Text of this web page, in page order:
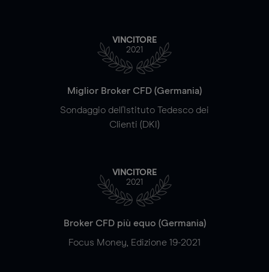
VINCITORE
2021
Miglior Broker CFD (Germania)
Sondaggio dell'Istituto Tedesco dei
Clienti (DKI)
VINCITORE
2021
Broker CFD più equo (Germania)
Focus Money, Edizione 19-2021